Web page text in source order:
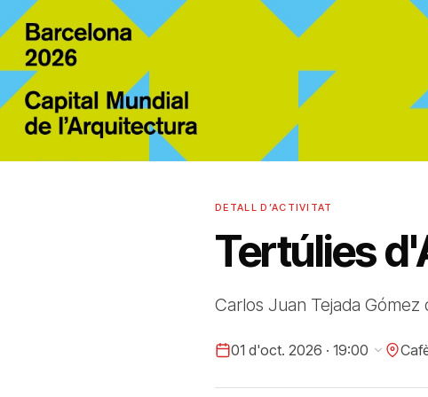
DETALL D’ACTIVITAT
Tertúlies
Carlos Juan Tejada Gómez
01 d'oct. 2026 · 19:00